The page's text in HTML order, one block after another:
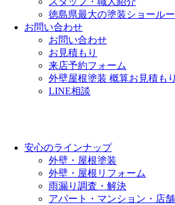
徳島県最大の塗装ショール
お問い合わせ
お問い合わせ
お見積もり
来店予約フォーム
外壁屋根塗装 概算お見積もり
LINE相談
安心のラインナップ
外壁・屋根塗装
外壁・屋根リフォーム
雨漏り調査・解決
アパート・マンション・店